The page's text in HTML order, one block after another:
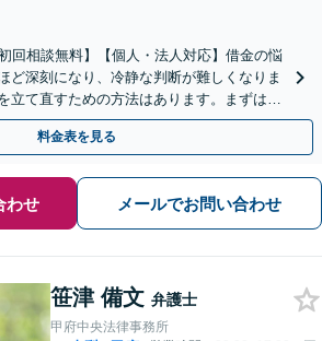
回相談無料】【個人・法人対応】借金の悩
ど深刻になり、冷静な判断が難しくなりま
立て直すための方法はあります。まずは当
ままお聞かせください。
料金表を見る
わせ メールでお問い合わせ
笹津 備文 弁護士
甲府中央法律事務所